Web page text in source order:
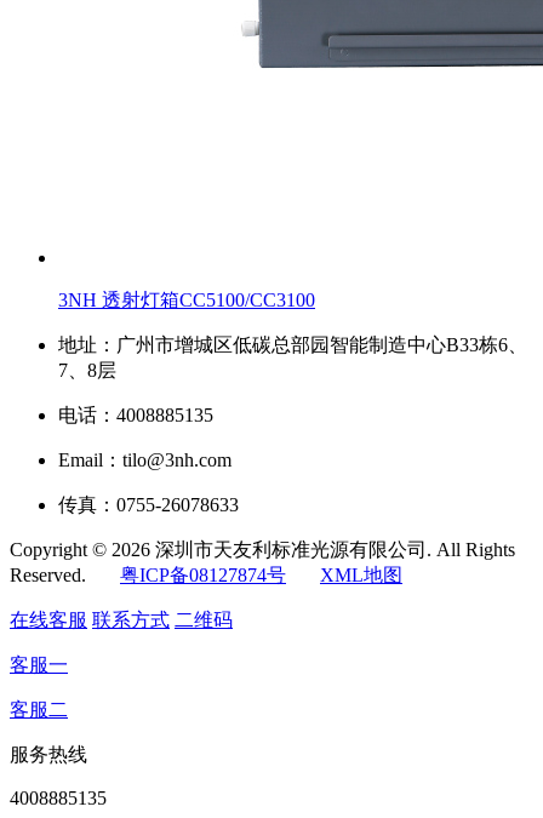
3NH 透射灯箱CC5100/CC3100
地址：广州市增城区低碳总部园智能制造中心B33栋6、
7、8层
电话：4008885135
Email：tilo@3nh.com
传真：0755-26078633
Copyright © 2026 深圳市天友利标准光源有限公司. All Rights
Reserved. 粤ICP备08127874号 XML地图
在线客服 联系方式 二维码
客服一
客服二
服务热线
4008885135